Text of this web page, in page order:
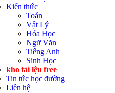
Kiến thức
Toán
Vật Lý
Hóa Học
Ngữ Văn
Tiếng Anh
Sinh Học
kho tài lệu free
Tin tức học đường
Liên hệ